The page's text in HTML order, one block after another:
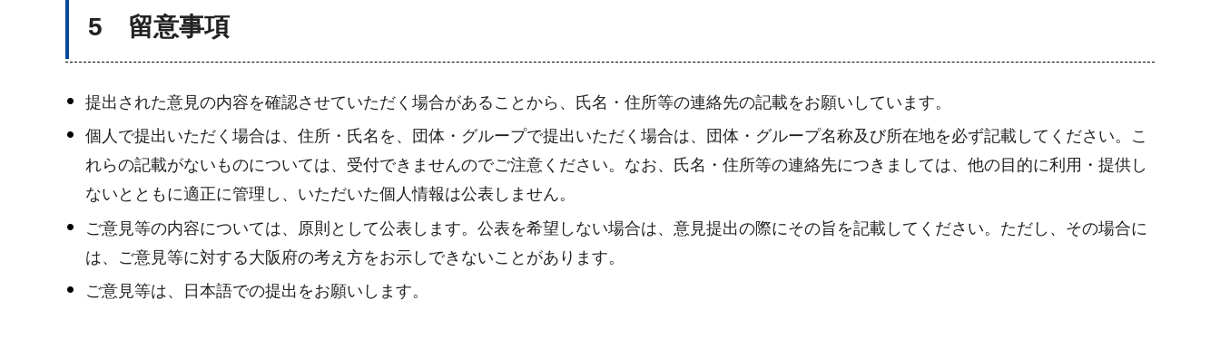
5 留意事項
提出された意見の内容を確認させていただく場合があることから、氏名・住所等の連絡先の記載をお願いしています。
個人で提出いただく場合は、住所・氏名を、団体・グループで提出いただく場合は、団体・グループ名称及び所在地を必ず記載してください。こ
れらの記載がないものについては、受付できませんのでご注意ください。なお、氏名・住所等の連絡先につきましては、他の目的に利用・提供し
ないとともに適正に管理し、いただいた個人情報は公表しません。
ご意見等の内容については、原則として公表します。公表を希望しない場合は、意見提出の際にその旨を記載してください。ただし、その場合に
は、ご意見等に対する大阪府の考え方をお示しできないことがあります。
ご意見等は、日本語での提出をお願いします。